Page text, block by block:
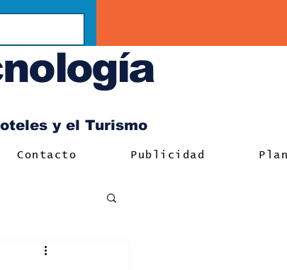
y el Turismo
Contacto Publicidad